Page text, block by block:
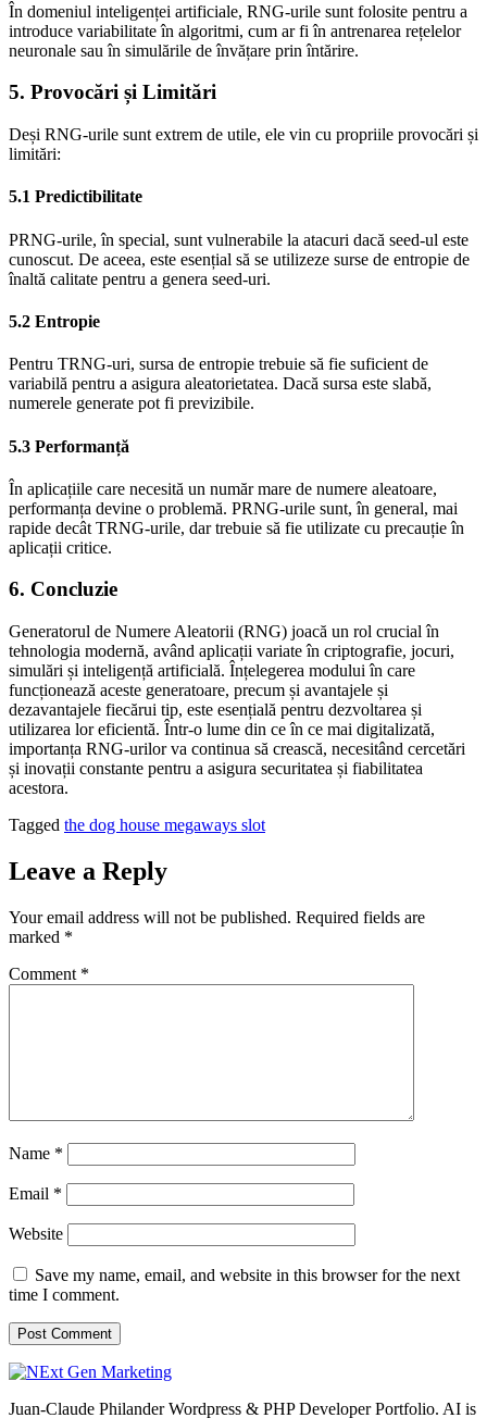
În domeniul inteligenței artificiale, RNG-urile sunt folosite pentru a
introduce variabilitate în algoritmi, cum ar fi în antrenarea rețelelor
neuronale sau în simulările de învățare prin întărire.
5. Provocări și Limitări
Deși RNG-urile sunt extrem de utile, ele vin cu propriile provocări și
limitări:
5.1 Predictibilitate
PRNG-urile, în special, sunt vulnerabile la atacuri dacă seed-ul este
cunoscut. De aceea, este esențial să se utilizeze surse de entropie de
înaltă calitate pentru a genera seed-uri.
5.2 Entropie
Pentru TRNG-uri, sursa de entropie trebuie să fie suficient de
variabilă pentru a asigura aleatorietatea. Dacă sursa este slabă,
numerele generate pot fi previzibile.
5.3 Performanță
În aplicațiile care necesită un număr mare de numere aleatoare,
performanța devine o problemă. PRNG-urile sunt, în general, mai
rapide decât TRNG-urile, dar trebuie să fie utilizate cu precauție în
aplicații critice.
6. Concluzie
Generatorul de Numere Aleatorii (RNG) joacă un rol crucial în
tehnologia modernă, având aplicații variate în criptografie, jocuri,
simulări și inteligență artificială. Înțelegerea modului în care
funcționează aceste generatoare, precum și avantajele și
dezavantajele fiecărui tip, este esențială pentru dezvoltarea și
utilizarea lor eficientă. Într-o lume din ce în ce mai digitalizată,
importanța RNG-urilor va continua să crească, necesitând cercetări
și inovații constante pentru a asigura securitatea și fiabilitatea
acestora.
Tagged the dog house megaways slot
Leave a Reply
Your email address will not be published. Required fields are
marked *
Comment *
Name *
Email *
Website
Save my name, email, and website in this browser for the next
time I comment.
Juan-Claude Philander Wordpress & PHP Developer Portfolio. AI is